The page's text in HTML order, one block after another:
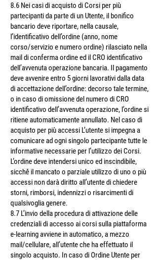
8.6 Nei casi di acquisto di Corsi per più̀
partecipanti da parte di un Utente, il bonifico
bancario deve riportare, nella causale,
l’identificativo dell’ordine (anno, nome
corso/servizio e numero ordine) rilasciato nella
mail di conferma ordine ed il CRO identificativo
dell’avvenuta operazione bancaria. Il pagamento
deve avvenire entro 5 giorni lavorativi dalla data
di accettazione dell’ordine: decorso tale termine,
o in caso di omissione del numero di CRO
identificativo dell’avvenuta operazione, l’ordine si
ritiene automaticamente annullato. Nel caso di
acquisto per più accessi L’utente si impegna a
comunicare ad ogni singolo partecipante tutte le
informative necessarie per l’utilizzo dei Corsi.
L’ordine deve intendersi unico ed inscindibile,
sicché̀ il mancato o parziale utilizzo di uno o più
accessi non darà diritto all’utente di chiedere
storni, rimborsi, indennizzi o risarcimenti di
qualsivoglia genere.
8.7 L’invio della procedura di attivazione delle
credenziali di accesso ai corsi sulla piattaforma
e-learning avviene in automatico, a mezzo
mail/cellulare, all’utente che ha effettuato il
singolo acquisto. In caso di Ordine Utente per